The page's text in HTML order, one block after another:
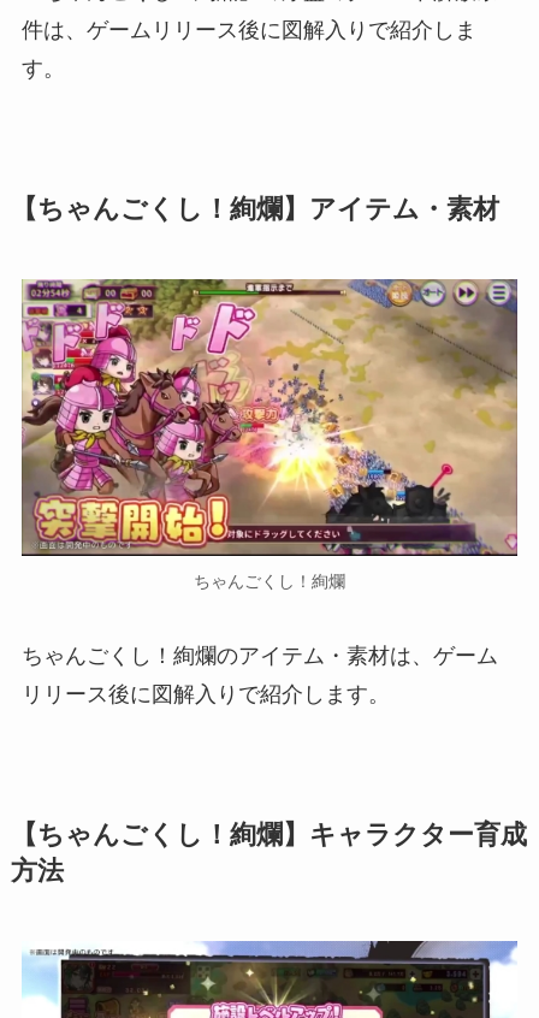
件は、ゲームリリース後に図解入りで紹介しま
す。
【ちゃんごくし！絢爛】アイテム・素材
ちゃんごくし！絢爛
ちゃんごくし！絢爛のアイテム・素材は、ゲーム
リリース後に図解入りで紹介します。
【ちゃんごくし！絢爛】キャラクター育成
方法